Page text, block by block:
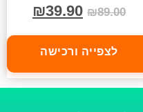
₪89.00
₪39.90
לצפייה ורכישה